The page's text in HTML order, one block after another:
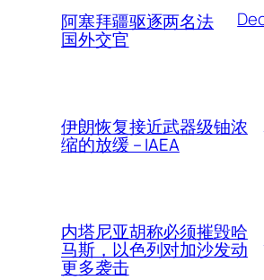
阿塞拜疆驱逐两名法
国外交官
伊朗恢复接近武器级铀浓
缩的放缓 – IAEA
内塔尼亚胡称必须摧毁哈
马斯，以色列对加沙发动
更多袭击